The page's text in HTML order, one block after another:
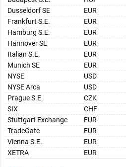
Dusseldorf SE
EUR
Frankfurt S.E.
EUR
Hamburg S.E.
EUR
Hannover SE
EUR
Italian S.E.
EUR
Munich SE
EUR
NYSE
USD
NYSE Arca
USD
Prague S.E.
CZK
SIX
CHF
Stuttgart Exchange
EUR
TradeGate
EUR
Vienna S.E.
EUR
XETRA
EUR